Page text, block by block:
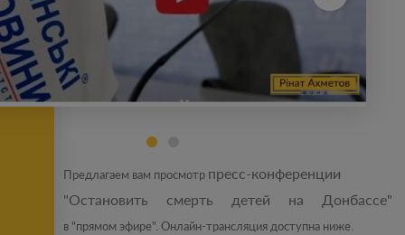
Предлагаем вам просмотр пресс-конференции
"Остановить смерть детей на Донбассе"
в "прямом эфире". Онлайн-трансляция доступна ниже.